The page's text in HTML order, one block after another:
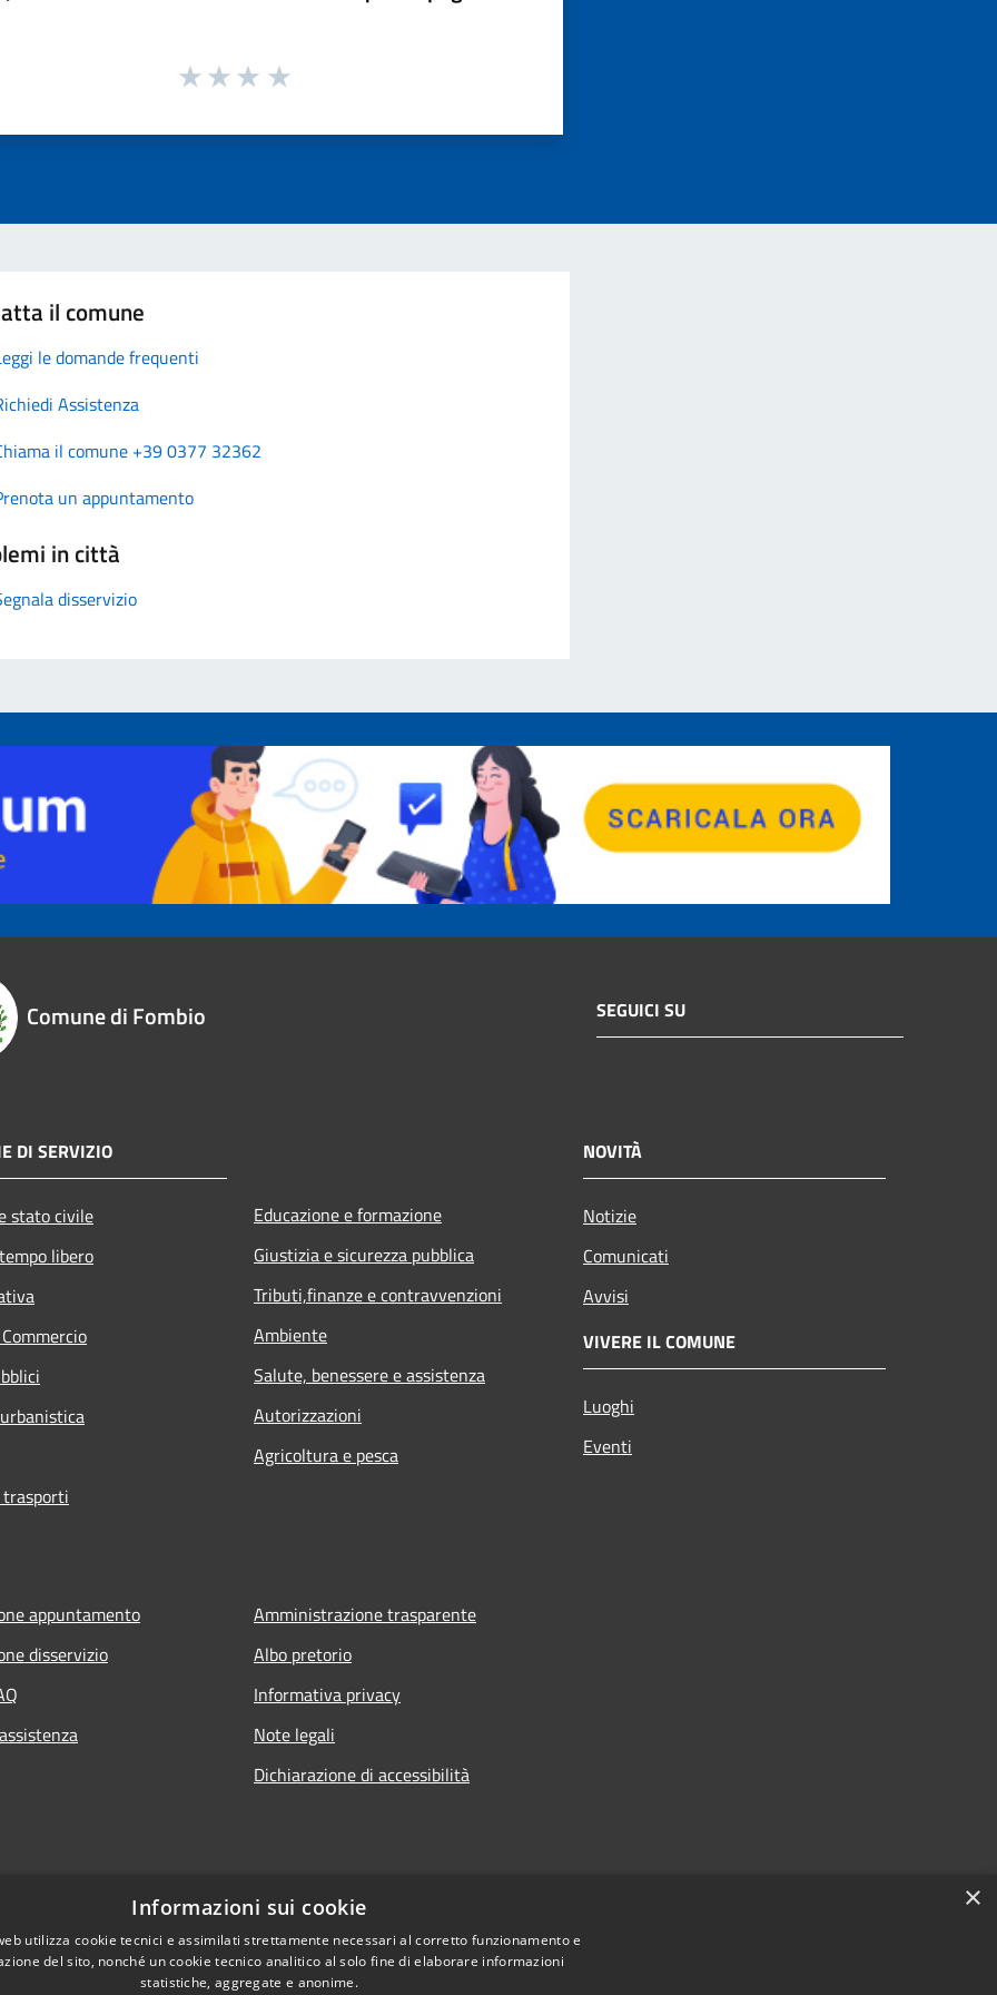
il comune
le domande frequenti
Assistenza
il comune +39 0377 32362
un appuntamento
in città
disservizio
Comune di Fombio SEGUICI SU
DI SERVIZIO
stato civile
libero
Educazione e formazione
Giustizia e sicurezza pubblica
Tributi,finanze e contravvenzioni
Ambiente
Salute, benessere e assistenza
Autorizzazioni
Agricoltura e pesca
NOVITÀ
Notizie
Comunicati
Avvisi
VIVERE IL COMUNE
Luoghi
Eventi
appuntamento
disservizio
Amministrazione trasparente
Albo pretorio
Informativa privacy
Note legali
Dichiarazione di accessibilità
×
Informazioni sui cookie
utilizza cookie tecnici e assimilati strettamente necessari al corretto funzionamento e
del sito, nonché un cookie tecnico analitico al solo fine di elaborare informazioni
statistiche, aggregate e anonime.